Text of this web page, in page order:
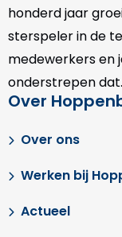
honderd jaar
sterspeler in de
medewerkers en
onderstrepen dat.
Over
Over ons
Werken bij
Actueel